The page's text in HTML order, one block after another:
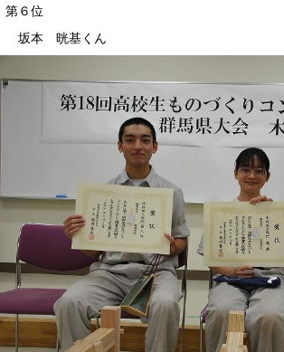
第６位
坂本 晄基くん